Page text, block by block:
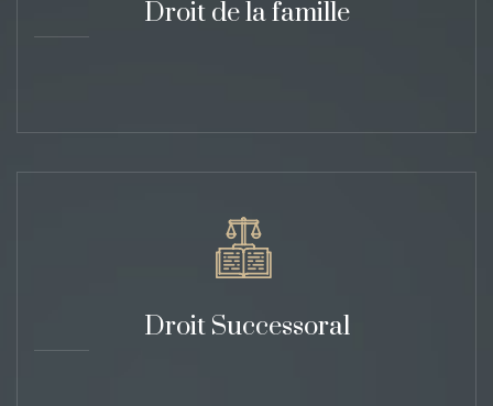
Droit de la famille
Droit Successoral